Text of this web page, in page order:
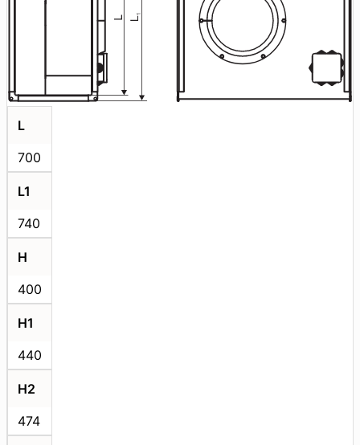
L
700
L1
740
H
400
H1
440
H2
474